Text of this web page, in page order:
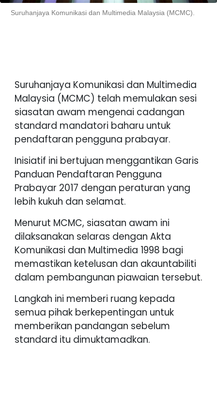
Suruhanjaya Komunikasi dan Multimedia Malaysia (MCMC).
Suruhanjaya Komunikasi dan Multimedia
Malaysia (MCMC) telah memulakan sesi
siasatan awam mengenai cadangan
standard mandatori baharu untuk
pendaftaran pengguna prabayar.
Inisiatif ini bertujuan menggantikan Garis
Panduan Pendaftaran Pengguna
Prabayar 2017 dengan peraturan yang
lebih kukuh dan selamat.
Menurut MCMC, siasatan awam ini
dilaksanakan selaras dengan Akta
Komunikasi dan Multimedia 1998 bagi
memastikan ketelusan dan akauntabiliti
dalam pembangunan piawaian tersebut.
Langkah ini memberi ruang kepada
semua pihak berkepentingan untuk
memberikan pandangan sebelum
standard itu dimuktamadkan.